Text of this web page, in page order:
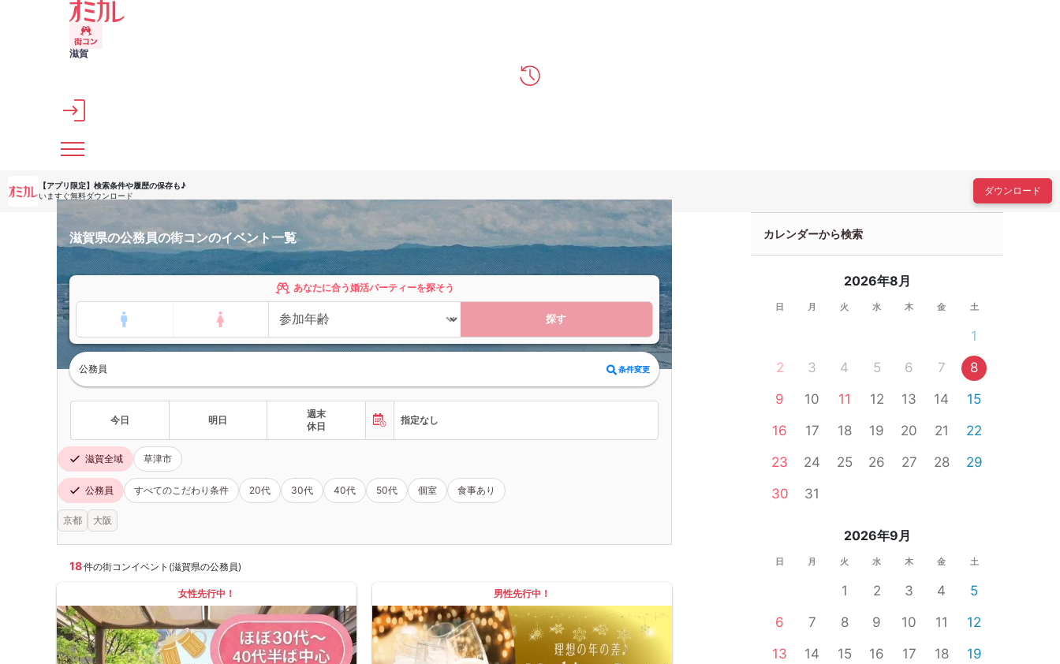
メインコンテンツへスキップ
滋賀
【アプリ限定】 検索条件や履歴の保存も♪
いますぐ無料ダウンロード
ダウンロード
滋賀県の公務員の街コンのイベント一覧
あなたに合う婚活パーティーを探そう
探す
公務員 条件変更
今日 明日
週末
休日
指定なし
滋賀全域 草津市
公務員 すべてのこだわり条件 20代 30代 40代 50代 個室 食事あり
京都 大阪
18件の街コンイベント(滋賀県の公務員)
女性先行中！ 男性先行中！
カレンダーから検索
2026年8月
日 月 火 水 木 金 土
1
2
3 4 5 6 7
8
9
10 11 12 13 14
15
16
17 18 19 20 21
22
23
24 25 26 27 28
29
30
31
2026年9月
日 月 火 水 木 金 土
1 2 3 4
5
6
7 8 9 10 11
12
13
14 15 16 17 18
19